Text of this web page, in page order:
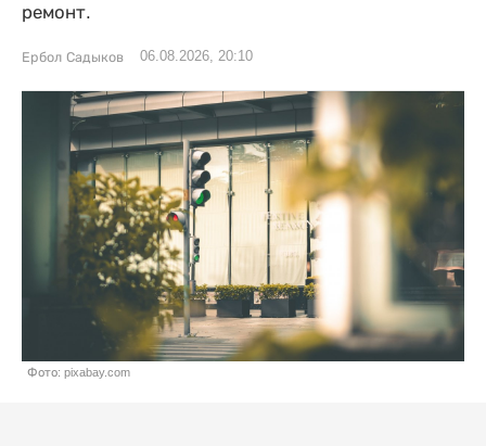
ремонт.
Ербол Садыков 06.08.2026, 20:10
Фото: pixabay.com